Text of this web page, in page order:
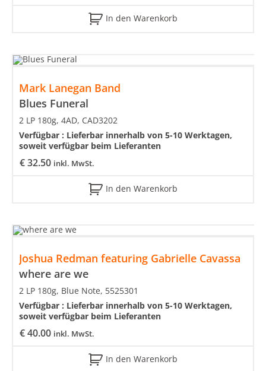
In den Warenkorb
Mark Lanegan Band
Blues Funeral
€32.50 inkl. MwSt.
2 LP 180g, 4AD, CAD3202
Verfügbar : Lieferbar innerhalb von 5-10 Werktagen,
soweit verfügbar beim Lieferanten
In den Warenkorb
Joshua Redman featuring Gabrielle Cavassa
where are we
€40.00 inkl. MwSt.
2 LP 180g, Blue Note, 5525301
Verfügbar : Lieferbar innerhalb von 5-10 Werktagen,
soweit verfügbar beim Lieferanten
In den Warenkorb